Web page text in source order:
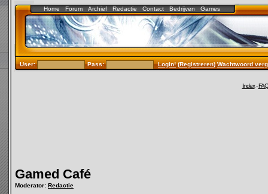
Home Forum Archief Redactie Contact Bedrijven Games
User: Pass: Login!(Registreren)Wachtwoord
Index-FAQ
Gamed Café
Moderator: Redactie